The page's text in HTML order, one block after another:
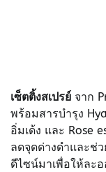
เซ็ตติ้งสเปรย์ จาก
พร้อมสารบำรุง
อิ่มเด้ง และ Rose
ลดจุดด่างดำและช่
ดีไซน์มาเพื่อให้ละอ